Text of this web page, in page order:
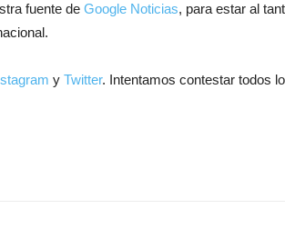
fuente de Google Noticias, para estar al
y Twitter. Intentamos contestar todos